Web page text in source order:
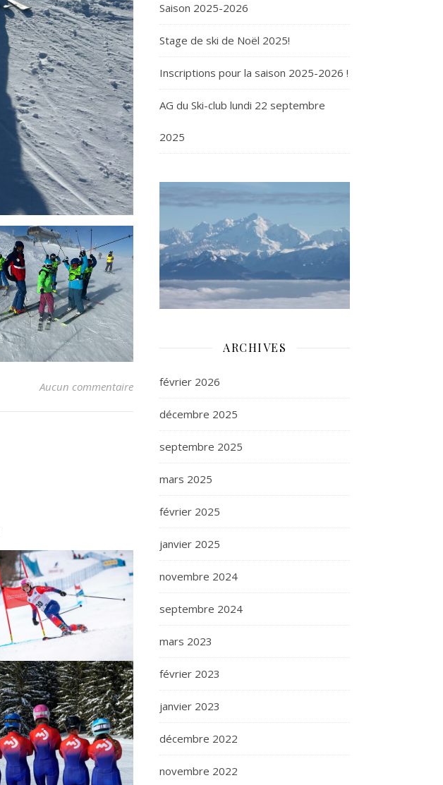
Aucun commentaire
Saison 2025-2026
Stage de ski de Noël 2025!
Inscriptions pour la saison 2025-2026 !
AG du Ski-club lundi 22 septembre
2025
ARCHIVES
février 2026
décembre 2025
septembre 2025
mars 2025
février 2025
janvier 2025
novembre 2024
septembre 2024
mars 2023
février 2023
janvier 2023
décembre 2022
novembre 2022